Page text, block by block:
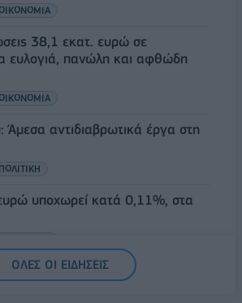
ΟΙΚΟΝΟΜΙΑ
38,1 εκατ. ευρώ σε
ευλογιά, πανώλη και αφθώδη
ΟΙΚΟΝΟΜΙΑ
αντιδιαβρωτικά έργα στη
ΠΟΛΙΤΙΚΗ
υποχωρεί κατά 0,11%, στα
ΟΛΕΣ ΟΙ ΕΙΔΗΣΕΙΣ